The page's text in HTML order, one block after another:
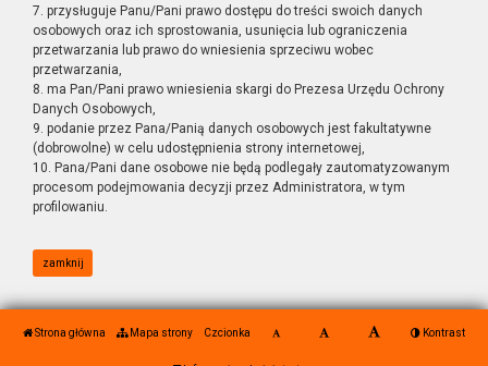
7. przysługuje Panu/Pani prawo dostępu do treści swoich danych
osobowych oraz ich sprostowania, usunięcia lub ograniczenia
przetwarzania lub prawo do wniesienia sprzeciwu wobec
przetwarzania,
8. ma Pan/Pani prawo wniesienia skargi do Prezesa Urzędu Ochrony
Danych Osobowych,
9. podanie przez Pana/Panią danych osobowych jest fakultatywne
(dobrowolne) w celu udostępnienia strony internetowej,
10. Pana/Pani dane osobowe nie będą podlegały zautomatyzowanym
procesom podejmowania decyzji przez Administratora, w tym
profilowaniu.
zamknij
Strona główna Mapa strony Czcionka Kontrast